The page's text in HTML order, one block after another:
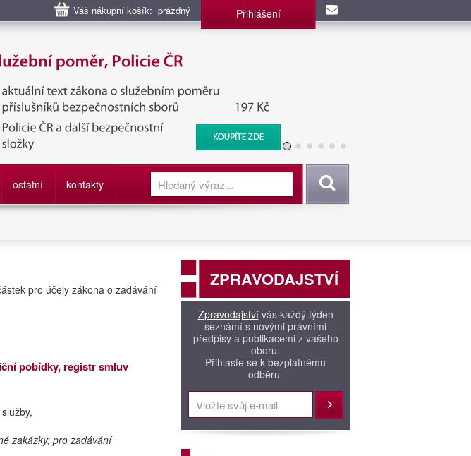
Váš nákupní košík: prázdný Přihlášení
sborů, Policie ČR, Vězeňská služba, BIS, Zpravodajské
služby
ostatní kontakty Vyhledat
pro účely zákona o zadávání
pobídky, registr smluv
zakázky; pro zadávání
ZPRAVODAJSTVÍ
Zpravodajstvívás každý týden
seznámí s novými právními
předpisy a publikacemi z vašeho
oboru.
Přihlaste se k bezplatnému
odběru.
Přihlásit